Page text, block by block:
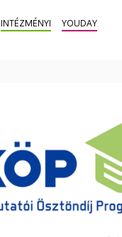
INTÉZMÉNYI YOUDAY